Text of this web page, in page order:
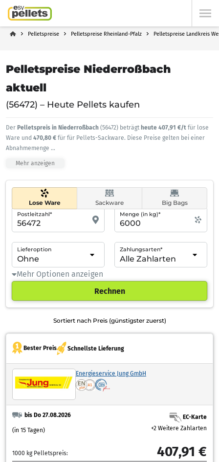
Pelletspreise Pelletspreise Rheinland-Pfalz Pelletspreise Landkreis
Pelletspreise Niederroßbach
aktuell
(56472) – Heute Pellets kaufen
Der Pelletspreis in Niederroßbach (56472) beträgt heute 407,91 €/t für lose
Ware und 470,80 € für für Pellets-Sackware. Diese Preise gelten bei einer
Abnahmemenge ...
Mehr anzeigen
Lose Ware Sackware Big Bags
Postleitzahl* Menge (in kg)*
Lieferoption Zahlungsarten*
Mehr Optionen anzeigen
Rechnen
Sortiert nach Preis (günstigster zuerst)
Bester Preis Schnellste Lieferung
Energieservice Jung GmbH
bis Do 27.08.2026
(in 15 Tagen)
EC-Karte
+2 Weitere Zahlarten
1000 kg Pelletspreis: 407,91 €